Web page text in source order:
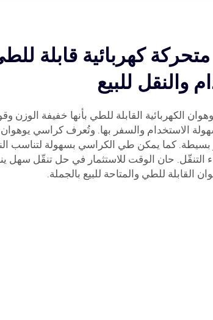
كهربائية قابلة
والنقل للبيع
الكهربائية القابلة للطي بأنها خفيفة الوزن
الاستخدام والسفر بها. وتُعرف كراسي
بسيطة. كما يمكن طي الكراسي بسهولة لتناسب
التنقّل. حان الوقت للاستثمار في حل تنقّل سهل
القابلة للطي والمتاحة للبيع بالجملة.